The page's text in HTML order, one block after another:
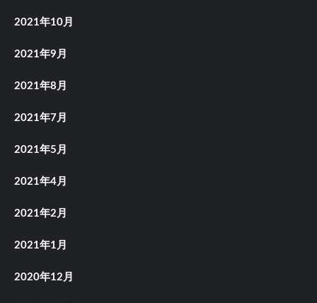
2021年10月
2021年9月
2021年8月
2021年7月
2021年5月
2021年4月
2021年2月
2021年1月
2020年12月